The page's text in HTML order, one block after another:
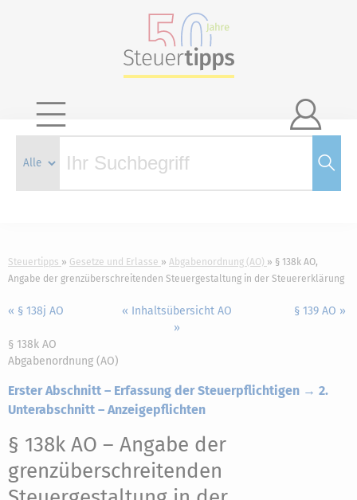

Steuertipps Gesetze und Erlasse Abgabenordnung (AO)
§ 138k AO,
Angabe der grenzüberschreitenden Steuergestaltung in der Steuererklärung
« § 138j AO
« Inhaltsübersicht AO
»
§ 139 AO »
§ 138k AO
Abgabenordnung (AO)
Erster Abschnitt – Erfassung der Steuerpflichtigen → 2.
Unterabschnitt – Anzeigepflichten
§ 138k AO – Angabe der
grenzüberschreitenden